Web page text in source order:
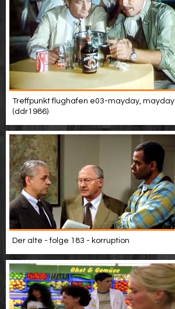
Treffpunkt flughafen e03-mayday, mayday
(ddr1986)
Der alte - folge 183 - korruption